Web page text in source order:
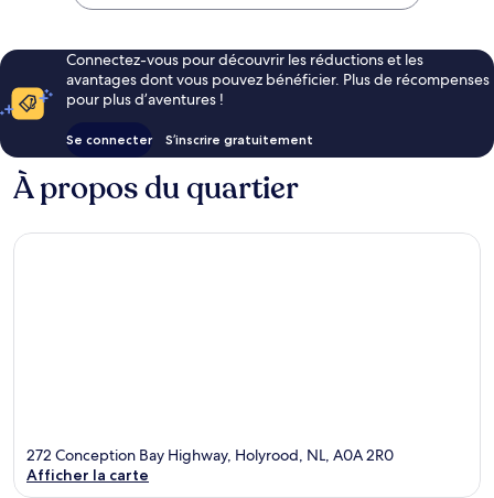
Connectez-vous pour découvrir les réductions et les
avantages dont vous pouvez bénéficier. Plus de récompenses
pour plus d’aventures !
Se connecter S’inscrire gratuitement
À propos du quartier
272 Conception Bay Highway, Holyrood, NL, A0A 2R0
Afficher la carte